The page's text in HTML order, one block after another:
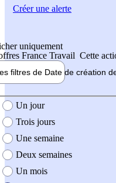
uniquement
France Travail Cette
filtres de Date de création
création de l'offre
Un jour
Trois jours
Une semaine
Deux semaines
Un mois
Créer une alerte